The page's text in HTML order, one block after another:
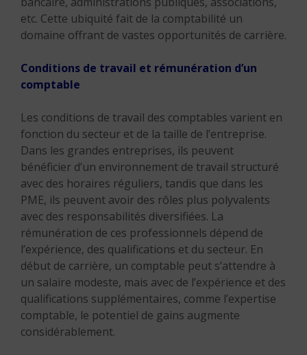
etc. Cette ubiquité fait de la comptabilité un
domaine offrant de vastes opportunités de carrière.
Conditions de travail et rémunération d’un
comptable
Les conditions de travail des comptables varient en
fonction du secteur et de la taille de l’entreprise.
Dans les grandes entreprises, ils peuvent
bénéficier d’un environnement de travail structuré
avec des horaires réguliers, tandis que dans les
PME, ils peuvent avoir des rôles plus polyvalents
avec des responsabilités diversifiées. La
rémunération de ces professionnels dépend de
l’expérience, des qualifications et du secteur. En
début de carrière, un comptable peut s’attendre à
un salaire modeste, mais avec de l’expérience et des
qualifications supplémentaires, comme l’expertise
comptable, le potentiel de gains augmente
considérablement.